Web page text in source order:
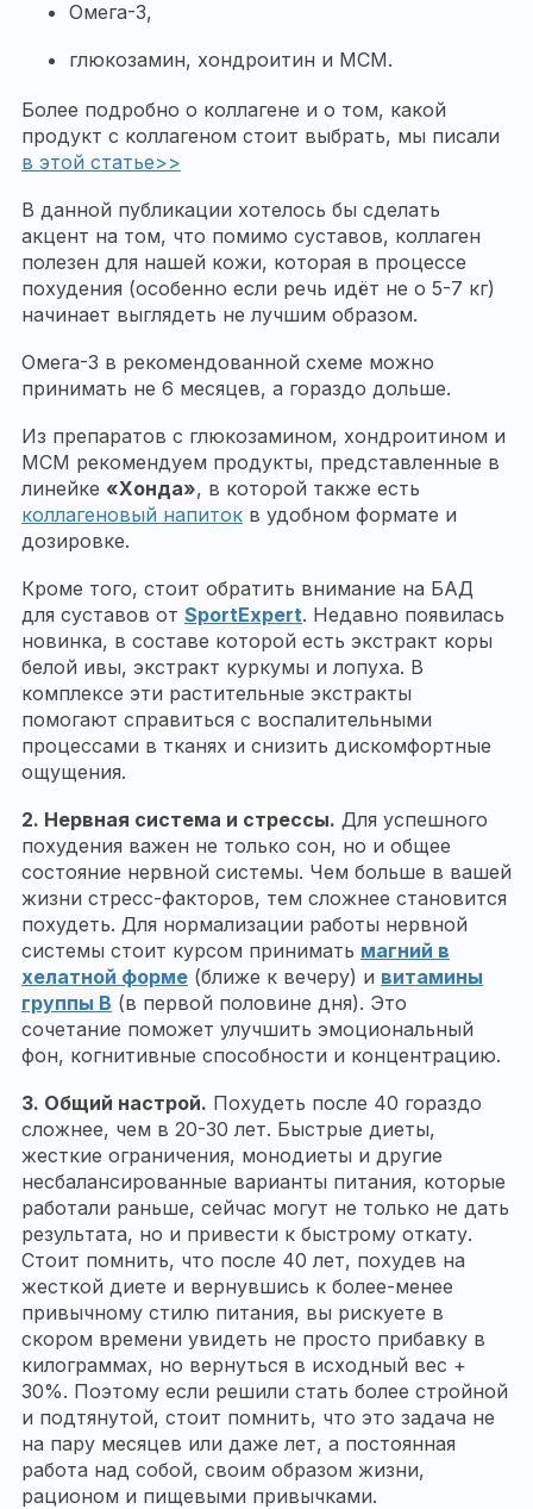
Омега-3,
глюкозамин, хондроитин и МСМ.
Более подробно о коллагене и о том, какой
продукт с коллагеном стоит выбрать, мы писали
в этой статье>>
В данной публикации хотелось бы сделать
акцент на том, что помимо суставов, коллаген
полезен для нашей кожи, которая в процессе
похудения (особенно если речь идёт не о 5-7 кг)
начинает выглядеть не лучшим образом.
Омега-3 в рекомендованной схеме можно
принимать не 6 месяцев, а гораздо дольше.
Из препаратов с глюкозамином, хондроитином и
МСМ рекомендуем продукты, представленные в
линейке «Хонда», в которой также есть
коллагеновый напиток в удобном формате и
дозировке.
Кроме того, стоит обратить внимание на БАД
для суставов от SportExpert. Недавно появилась
новинка, в составе которой есть экстракт коры
белой ивы, экстракт куркумы и лопуха. В
комплексе эти растительные экстракты
помогают справиться с воспалительными
процессами в тканях и снизить дискомфортные
ощущения.
2. Нервная система и стрессы. Для успешного
похудения важен не только сон, но и общее
состояние нервной системы. Чем больше в вашей
жизни стресс-факторов, тем сложнее становится
похудеть. Для нормализации работы нервной
системы стоит курсом принимать магний в
хелатной форме (ближе к вечеру) и витамины
группы B (в первой половине дня). Это
сочетание поможет улучшить эмоциональный
фон, когнитивные способности и концентрацию.
3. Общий настрой. Похудеть после 40 гораздо
сложнее, чем в 20-30 лет. Быстрые диеты,
жесткие ограничения, монодиеты и другие
несбалансированные варианты питания, которые
работали раньше, сейчас могут не только не дать
результата, но и привести к быстрому откату.
Стоит помнить, что после 40 лет, похудев на
жесткой диете и вернувшись к более-менее
привычному стилю питания, вы рискуете в
скором времени увидеть не просто прибавку в
килограммах, но вернуться в исходный вес +
30%. Поэтому если решили стать более стройной
и подтянутой, стоит помнить, что это задача не
на пару месяцев или даже лет, а постоянная
работа над собой, своим образом жизни,
рационом и пищевыми привычками.